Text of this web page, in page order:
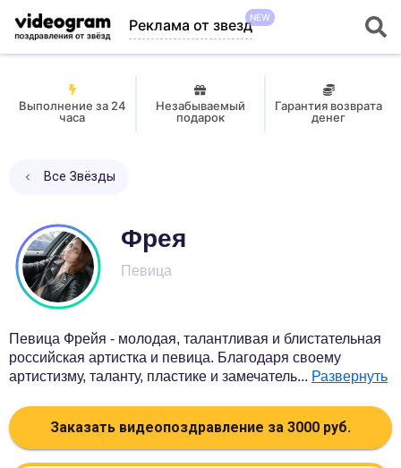
Реклама от звездNEW
Выполнение за 24
часа
Незабываемый
подарок
Гарантия возврата
денег
Все Звёзды
Фрея
Певица
Певица Фрейя - молодая, талантливая и блистательная
российская артистка и певица. Благодаря своему
артистизму, таланту, пластике и замечатель... Развернуть
Заказать видеопоздравление за 3000 руб.